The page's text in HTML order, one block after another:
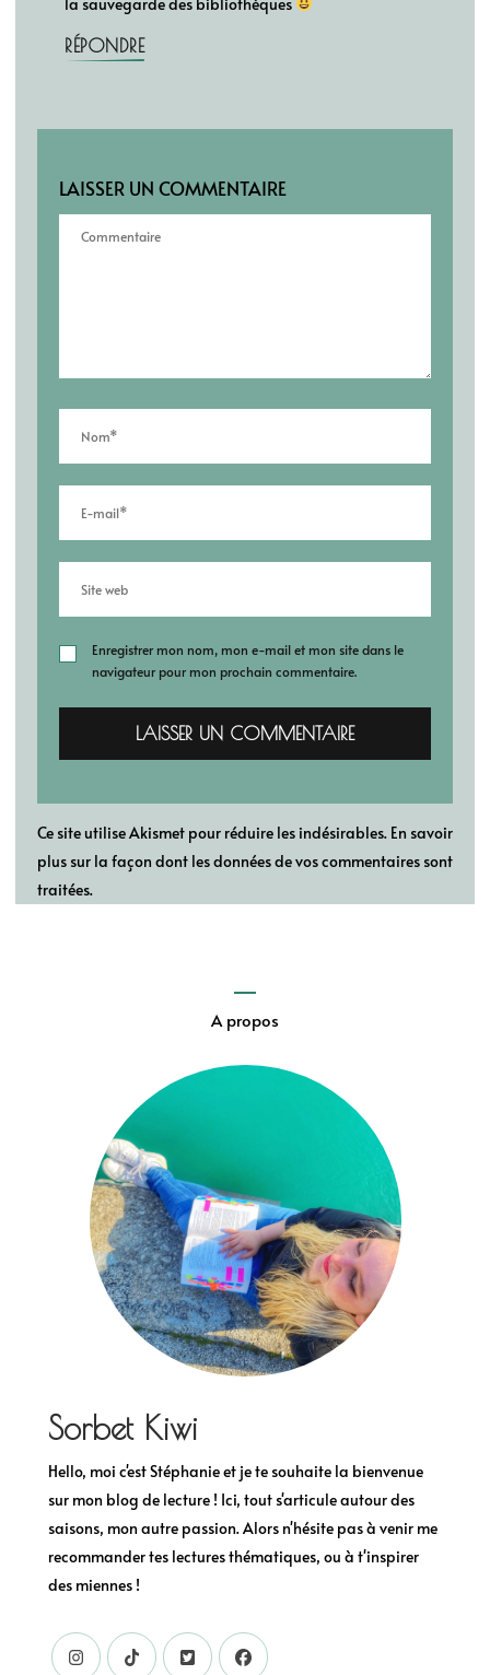
RÉPONDRE
LAISSER UN COMMENTAIRE
Enregistrer mon nom, mon e-mail et mon site dans le
navigateur pour mon prochain commentaire.
Ce site utilise Akismet pour réduire les indésirables. En savoir
plus sur la façon dont les données de vos commentaires sont
traitées.
A propos
Sorbet Kiwi
Hello, moi c'est Stéphanie et je te souhaite la bienvenue
sur mon blog de lecture ! Ici, tout s'articule autour des
saisons, mon autre passion. Alors n'hésite pas à venir me
recommander tes lectures thématiques, ou à t'inspirer
des miennes !